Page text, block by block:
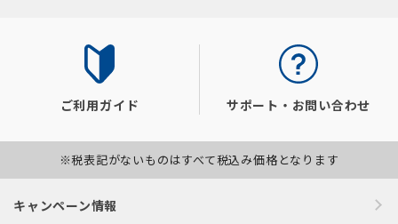
ご利用ガイド サポート・お問い合わせ
※税表記がないものはすべて税込み価格となります
キャンペーン情報